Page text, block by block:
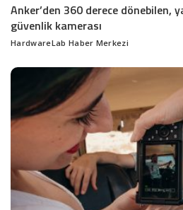
Anker’den 360 derece dönebilen,
güvenlik kamerası
Posted
HardwareLab Haber Merkezi